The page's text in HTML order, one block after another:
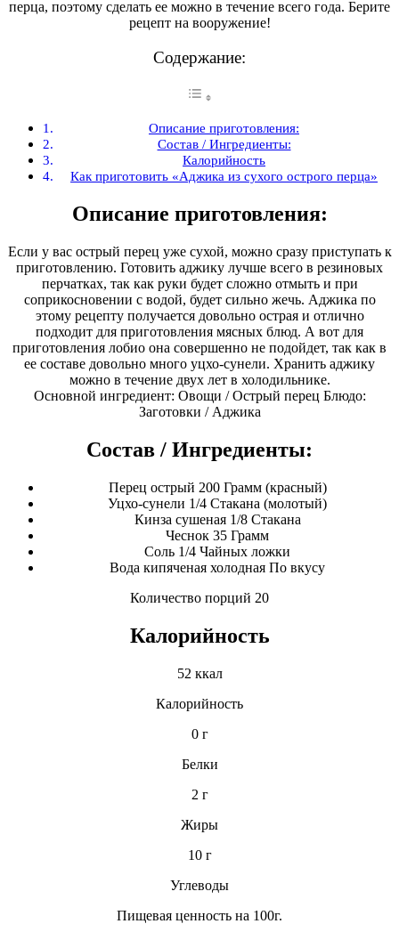
перца, поэтому сделать ее можно в течение всего года. Берите
рецепт на вооружение!
Содержание:
Описание приготовления:
Состав / Ингредиенты:
Калорийность
Как приготовить «Аджика из сухого острого перца»
Описание приготовления:
Если у вас острый перец уже сухой, можно сразу приступать к
приготовлению. Готовить аджику лучше всего в резиновых
перчатках, так как руки будет сложно отмыть и при
соприкосновении с водой, будет сильно жечь. Аджика по
этому рецепту получается довольно острая и отлично
подходит для приготовления мясных блюд. А вот для
приготовления лобио она совершенно не подойдет, так как в
ее составе довольно много уцхо-сунели. Хранить аджику
можно в течение двух лет в холодильнике.
Основной ингредиент: Овощи / Острый перец Блюдо:
Заготовки / Аджика
Состав / Ингредиенты:
Перец острый 200 Грамм (красный)
Уцхо-сунели 1/4 Стакана (молотый)
Кинза сушеная 1/8 Стакана
Чеснок 35 Грамм
Соль 1/4 Чайных ложки
Вода кипяченая холодная По вкусу
Количество порций 20
Калорийность
52 ккал
Калорийность
0 г
Белки
2 г
Жиры
10 г
Углеводы
Пищевая ценность на 100г.